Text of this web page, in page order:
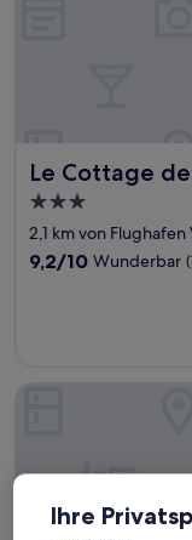
Le Cottage
Le Cottage de
3.0-
Sterne-
Unterkunft
2,1 km von
9.2
9,2/10 Wunderbar
Teritoria - Domaine
Ihre